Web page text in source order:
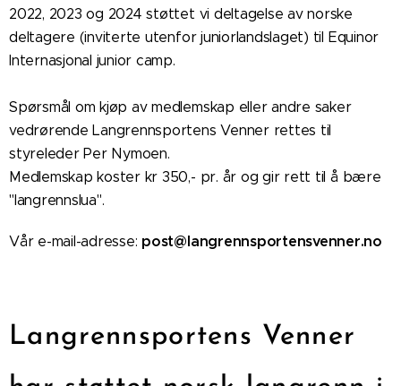
2022, 2023 og 2024 støttet vi deltagelse av norske
deltagere (inviterte utenfor juniorlandslaget) til Equinor
Internasjonal junior camp.
Spørsmål om kjøp av medlemskap eller andre saker
vedrørende Langrennsportens Venner rettes til
styreleder Per Nymoen.
Medlemskap koster kr 350,- pr. år og gir rett til å bære
"langrennslua".
Vår e-mail-adresse: post@langrennsportensvenner.no
Langrennsportens Venner